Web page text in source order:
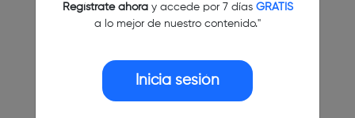
Regístrate ahoray accede por 7 días GRATIS
a lo mejor de nuestro contenido."
Inicia sesión